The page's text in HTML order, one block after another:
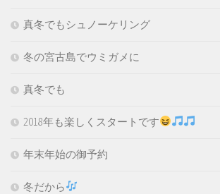
真冬でもシュノーケリング
冬の宮古島でウミガメに
真冬でも
2018年も楽しくスタートです
年末年始の御予約
冬だから